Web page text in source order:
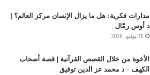
مدارات فكرية: هل ما يزال الإنسان مركز العالم؟ |
د أوس رمّال
30 يوليو، 2026
الأخوة من خلال القصص القرآنية | قصة أصحاب
الكهف – د محمد عز الدين توفيق